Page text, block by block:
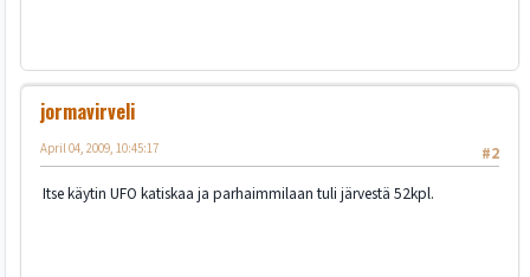
jormavirveli
#2
April 04, 2009, 10:45:17
Itse käytin UFO katiskaa ja parhaimmilaan tuli järvestä 52kpl.